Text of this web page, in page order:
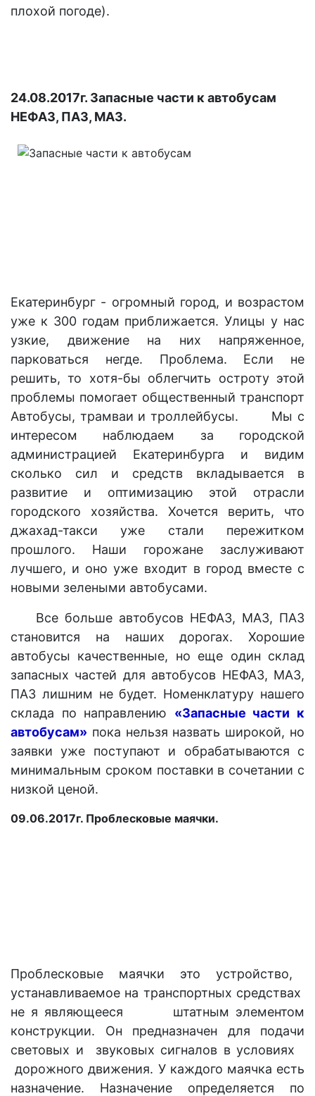
плохой погоде).
24.08.2017г. Запасные части к автобусам
НЕФАЗ, ПАЗ, МАЗ.
Екатеринбург - огромный город, и возрастом
уже к 300 годам приближается. Улицы у нас
узкие, движение на них напряженное,
парковаться негде. Проблема. Если не
решить, то хотя-бы облегчить остроту этой
проблемы помогает общественный транспорт
Автобусы, трамваи и троллейбусы. Мы с
интересом наблюдаем за городской
администрацией Екатеринбурга и видим
сколько сил и средств вкладывается в
развитие и оптимизацию этой отрасли
городского хозяйства. Хочется верить, что
джахад-такси уже стали пережитком
прошлого. Наши горожане заслуживают
лучшего, и оно уже входит в город вместе с
новыми зелеными автобусами.
Все больше автобусов НЕФАЗ, МАЗ, ПАЗ
становится на наших дорогах. Хорошие
автобусы качественные, но еще один склад
запасных частей для автобусов НЕФАЗ, МАЗ,
ПАЗ лишним не будет. Номенклатуру нашего
склада по направлению «Запасные части к
автобусам» пока нельзя назвать широкой, но
заявки уже поступают и обрабатываются с
минимальным сроком поставки в сочетании с
низкой ценой.
09.06.2017г. Проблесковые маячки.
Проблесковые маячки это устройство,
устанавливаемое на транспортных средствах
не я являющееся штатным элементом
конструкции. Он предназначен для подачи
световых и звуковых сигналов в условиях
дорожного движения. У каждого маячка есть
назначение. Назначение определяется по